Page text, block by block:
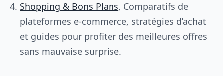
Shopping & Bons Plans, Comparatifs de
plateformes e-commerce, stratégies d’achat
et guides pour profiter des meilleures offres
sans mauvaise surprise.